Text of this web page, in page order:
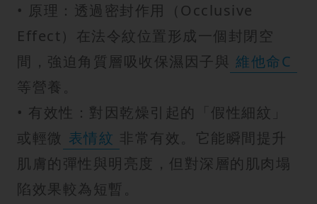
• 原理：透過密封作用（Occlusive
Effect）在法令紋位置形成一個封閉空
間，強迫角質層吸收保濕因子與 維他命C
等營養。
• 有效性：對因乾燥引起的「假性細紋」
或輕微 表情紋 非常有效。它能瞬間提升
肌膚的彈性與明亮度，但對深層的肌肉塌
陷效果較為短暫。